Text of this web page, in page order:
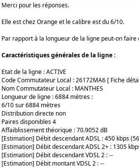
Merci pour les réponses.
Elle est chez Orange et le calibre est du 6/10.
Par rapport à la longueur de la ligne peut-on faire
Caractéristiques générales de la ligne :
Etat de la ligne : ACTIVE
Code Commutateur Local : 26172MA6 [ Fiche
Nom Commutateur Local : MANTHES
Longueur de ligne : 6884 mètres :
6/10 sur 6884 mètres
Distribution directe non
Paires disponibles 4
Affaiblissement théorique : 70.9052 dB
[Estimation] Débit descendant ADSL : 450 kbps
[Estimation] Débit descendant ADSL 2+ : 1305
[Estimation] Débit descendant VDSL 2 : --
[Estimation] Débit montant VDSL 2 : --